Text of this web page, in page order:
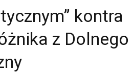
kontra
z Dolnego